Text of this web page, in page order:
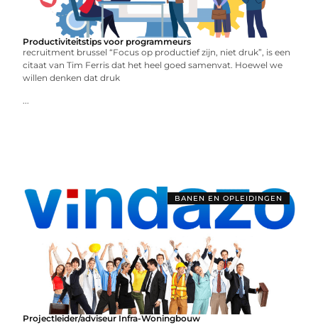
Productiviteitstips voor programmeurs
recruitment brussel “Focus op productief zijn, niet druk”, is een
citaat van Tim Ferris dat het heel goed samenvat. Hoewel we
willen denken dat druk
...
BANEN EN OPLEIDINGEN
Projectleider/adviseur Infra-Woningbouw